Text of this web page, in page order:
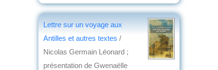
Lettre sur un voyage aux
Antilles et autres textes /
Nicolas Germain Léonard ;
présentation de Gwenaëlle